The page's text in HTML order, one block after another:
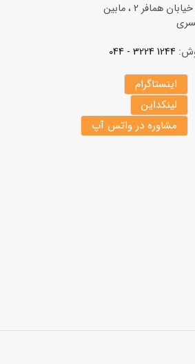
آدرس: ارومیه ، خیابان همافر 2 ، مابين
1244 3224 - 044
اینستاگرام
لینکداین
مشاوره در واتس آپ